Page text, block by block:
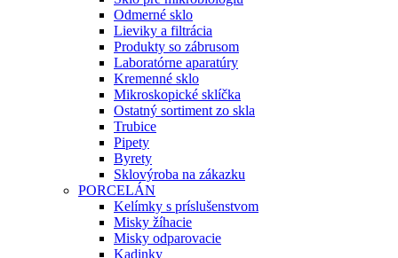
Odmerné sklo
Lieviky a filtrácia
Produkty so zábrusom
Laboratórne aparatúry
Kremenné sklo
Mikroskopické sklíčka
Ostatný sortiment zo skla
Trubice
Pipety
Byrety
Sklovýroba na zákazku
PORCELÁN
Kelímky s príslušenstvom
Misky žíhacie
Misky odparovacie
Kadinky